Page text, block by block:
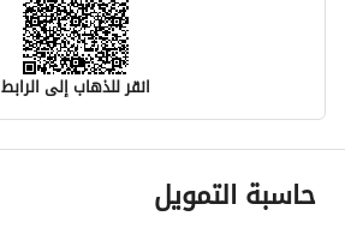
انقر للذهاب إلى الرابط
معلومات مسؤول الإعلان
اسم المسؤول
حاسبة التمويل